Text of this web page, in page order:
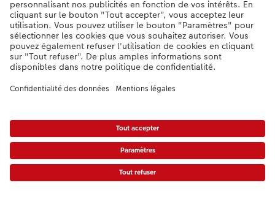
Si vous avez des questions concernant nos produits ou votre commande,
n'hésitez pas à nous contacter du lundi au dimanche, de 9h00 à 20h00
(hors jours fériés), au numéro de téléphone044 499 00 12• 7j/7 • de 9h à
20h
DE|FR|IT
* Les PVC incluant la TVA, frais d’expédition supplémentaires (valable également
pour le retrait en magasin, le cas échéant) conformément auxtarifs.Le produit
présenté a éventuellement un prix plus élevé.
|Conditions générales|Protection des données|Mentions légales